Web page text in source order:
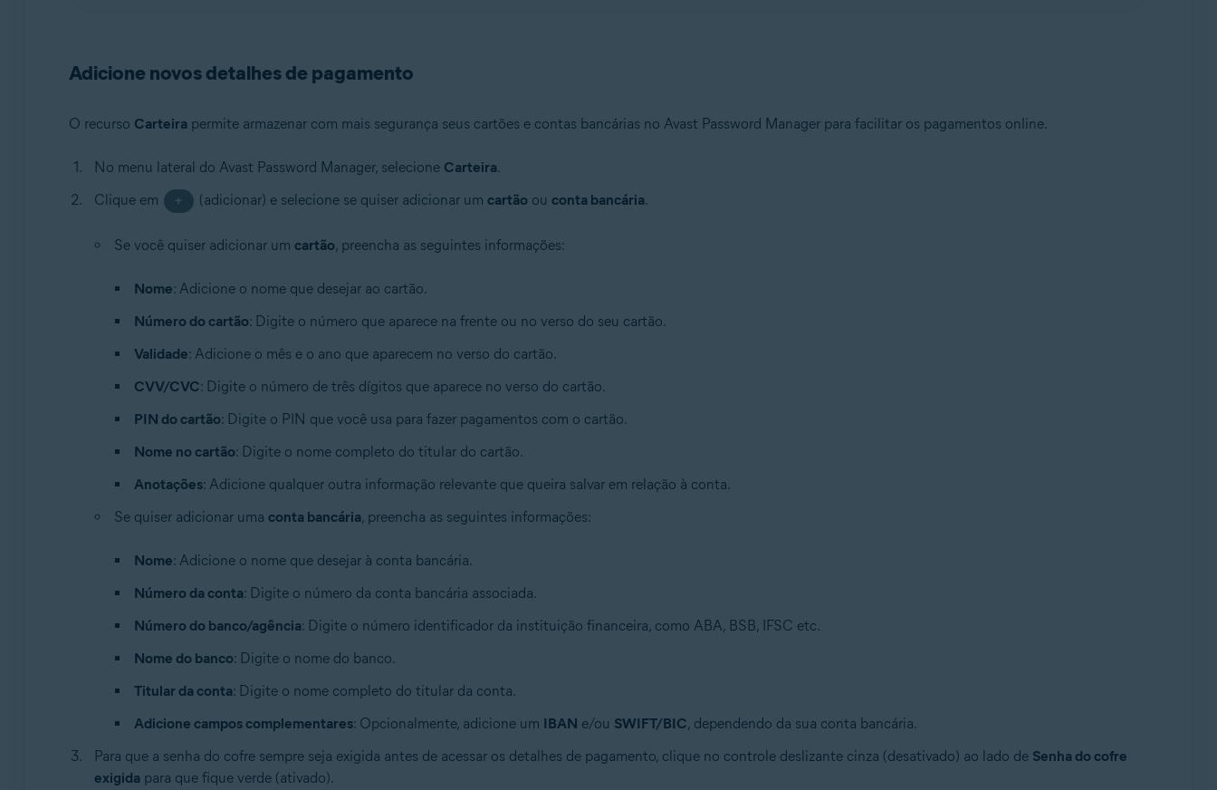
Adicione novos detalhes de pagamento
O recurso Carteirapermite armazenar com mais segurança seus cartões e contas bancárias no Avast Password Manager para facilitar os pagamentos online.
No menu lateral do Avast Password Manager, selecione Carteira.
Clique em
+ (adicionar) e selecione se quiser adicionar umcartão ouconta bancária.
Se você quiser adicionar um cartão, preencha as seguintes informações:
Nome: Adicione o nome que desejar ao cartão.
Número do cartão: Digite o número que aparece na frente ou no verso do seu cartão.
Validade: Adicione o mês e o ano que aparecem no verso do cartão.
CVV/CVC: Digite o número de três dígitos que aparece no verso do cartão.
PIN do cartão: Digite o PIN que você usa para fazer pagamentos com o cartão.
Nome no cartão: Digite o nome completo do titular do cartão.
Anotações: Adicione qualquer outra informação relevante que queira salvar em relação à conta.
Se quiser adicionar uma conta bancária, preencha as seguintes informações:
Nome: Adicione o nome que desejar à conta bancária.
Número da conta: Digite o número da conta bancária associada.
Número do banco/agência: Digite o número identificador da instituição financeira, como ABA, BSB, IFSC etc.
Nome do banco: Digite o nome do banco.
Titular da conta: Digite o nome completo do titular da conta.
Adicione campos complementares: Opcionalmente, adicione um IBAN e/ou SWIFT/BIC, dependendo da sua conta bancária.
Para que a senha do cofre sempre seja exigida antes de acessar os detalhes de pagamento, clique no controle deslizante cinza (desativado) ao lado de Senha do cofre
exigidapara que fique verde (ativado).